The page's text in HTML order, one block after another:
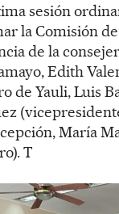
sesión
la Comisión
de la
Edith
de Yauli, Luis
María
T